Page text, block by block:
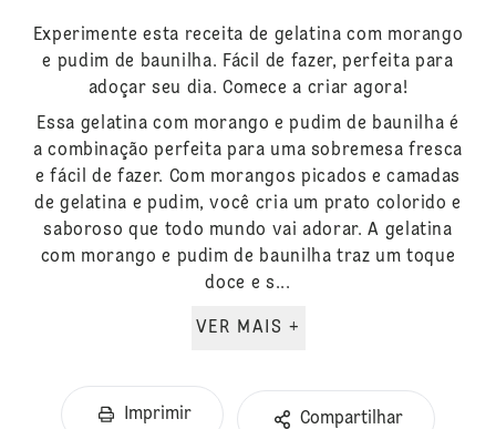
Experimente esta receita de gelatina com morango
e pudim de baunilha. Fácil de fazer, perfeita para
adoçar seu dia. Comece a criar agora!
Essa gelatina com morango e pudim de baunilha é
a combinação perfeita para uma sobremesa fresca
e fácil de fazer. Com morangos picados e camadas
de gelatina e pudim, você cria um prato colorido e
saboroso que todo mundo vai adorar. A gelatina
com morango e pudim de baunilha traz um toque
doce e s...
VER MAIS +
Imprimir Compartilhar